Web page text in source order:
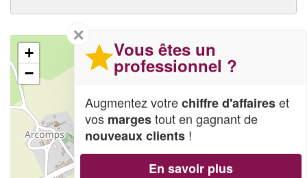
+
−
✕
Vous êtes un
professionnel ?
Augmentez votrechiffre d'affaireset
vos margestout en gagnant de
nouveaux clients !
En savoir plus